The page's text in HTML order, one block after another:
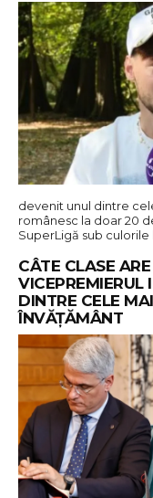
devenit unul dintre
românesc la doar 20
SuperLigă sub culorile
CÂTE CLASE
VICEPREMIERUL
DINTRE CELE
ÎNVĂȚĂMÂNT